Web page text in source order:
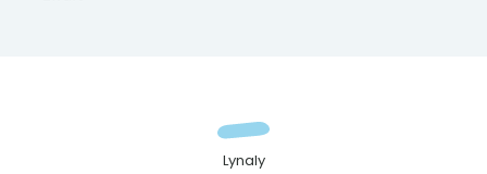
Lynaly